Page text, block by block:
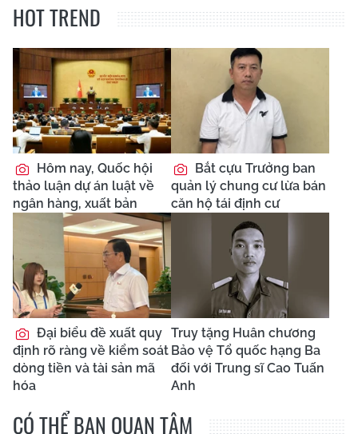
HOT TREND
Hôm nay, Quốc hội
thảo luận dự án luật về
ngân hàng, xuất bản
Bắt cựu Trưởng ban
quản lý chung cư lừa bán
căn hộ tái định cư
Đại biểu đề xuất quy
định rõ ràng về kiểm soát
dòng tiền và tài sản mã
hóa
Truy tặng Huân chương
Bảo vệ Tổ quốc hạng Ba
đối với Trung sĩ Cao Tuấn
Anh
CÓ THỂ BẠN QUAN TÂM